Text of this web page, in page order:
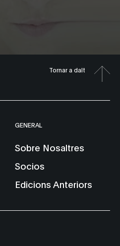
Tornar a dalt
GENERAL
Sobre Nosaltres
Socios
Edicions Anteriors